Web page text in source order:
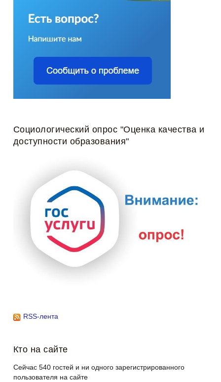
Социологический опрос "Оценка качества и
доступности образования"
RSS-лента
Кто на сайте
Сейчас 540 гостей и ни одного зарегистрированного
пользователя на сайте